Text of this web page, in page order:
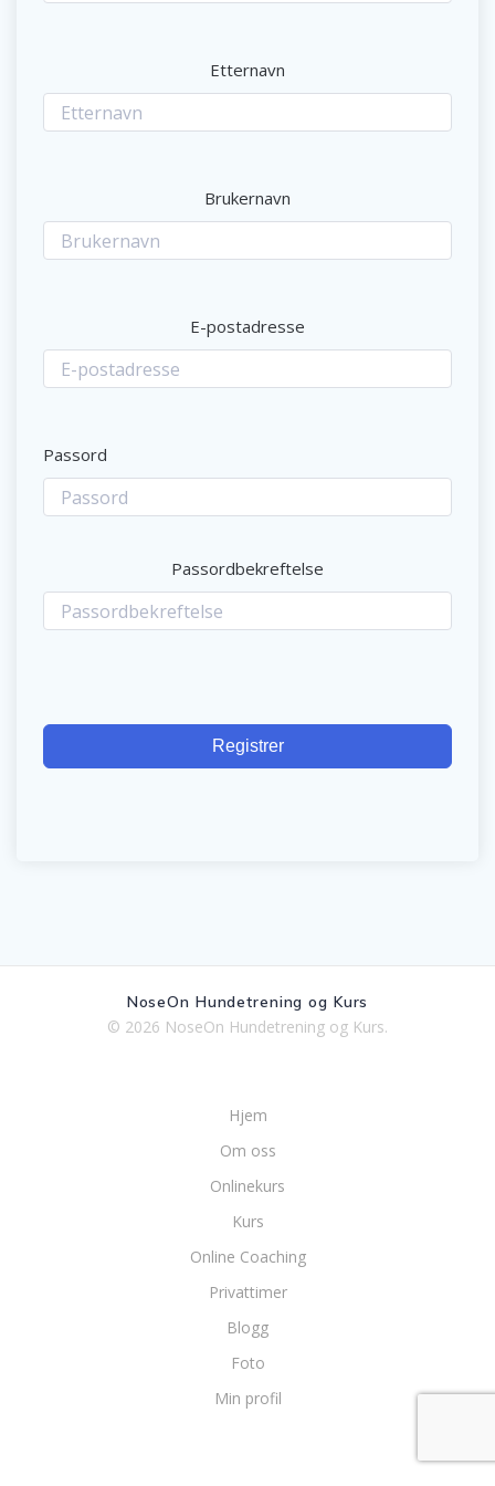
Etternavn
Brukernavn
E-postadresse
Passord
Passordbekreftelse
Registrer
NoseOn Hundetrening og Kurs
© 2026 NoseOn Hundetrening og Kurs.
Hjem
Om oss
Onlinekurs
Kurs
Online Coaching
Privattimer
Blogg
Foto
Min profil